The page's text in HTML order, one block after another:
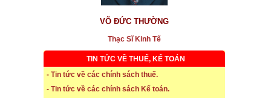
VÕ ĐỨC THƯỜNG
Thạc Sĩ Kinh Tế
TIN TỨC VỀ THUẾ, KẾ TOÁN
- Tin tức về các chính sách thuế.
- Tin tức về các chính sách Kế toán.
* Thời hạn đăng ký bảo hiểm thất nghiệp